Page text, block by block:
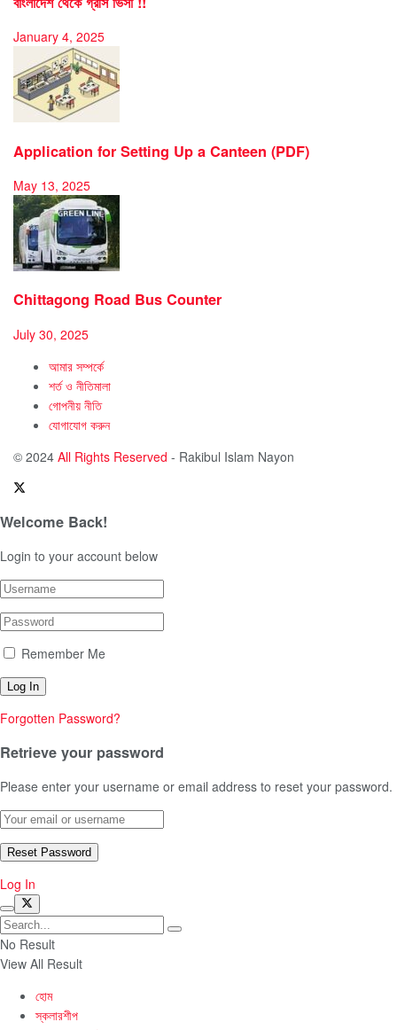
January 4, 2025
Application for Setting Up a Canteen (PDF)
May 13, 2025
Chittagong Road Bus Counter
July 30, 2025
আমার সম্পর্কে
শর্ত ও নীতিমালা
গোপনীয় নীতি
যোগাযোগ করুন
© 2024 All Rights Reserved - Rakibul Islam Nayon
Welcome Back!
Login to your account below
Remember Me
Forgotten Password?
Retrieve your password
Please enter your username or email address to reset your password.
Log In
No Result
View All Result
হোম
স্কলারশীপ